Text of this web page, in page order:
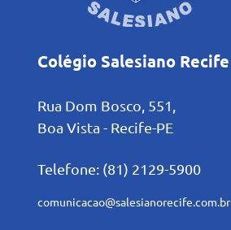
Colégio Salesiano Recife
Rua Dom Bosco, 551,
Boa Vista - Recife-PE
Telefone: (81) 2129-5900
comunicacao@salesianorecife.com.br